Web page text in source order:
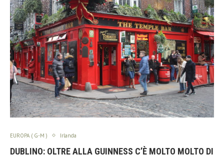
EUROPA ( G-M ) Irlanda
DUBLINO: OLTRE ALLA GUINNESS C’È MOLTO MOLTO DI